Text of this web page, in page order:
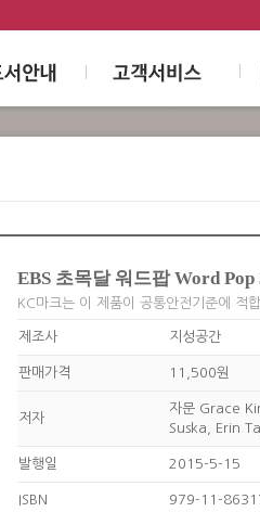
EBS 초목달 워드팝 Word Pop
KC마크는 이 제품이 공통안전기준에 적
제조사 지성공간
판매가격 11,500원
저자
자문 Grace
Suska, Erin
발행일 2015-5-15
ISBN 979-11-